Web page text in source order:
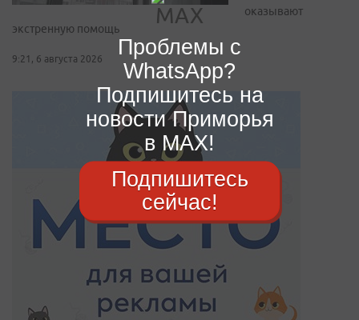
оказывают
экстренную помощь
9:21, 6 августа 2026
Проблемы с
WhatsApp?
Подпишитесь на
новости Приморья
в MAX!
Подпишитесь
сейчас!